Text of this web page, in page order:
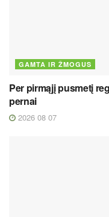
GAMTA IR ŽMOGUS
Per pirmąjį pusmetį
pernai
2026 08 07